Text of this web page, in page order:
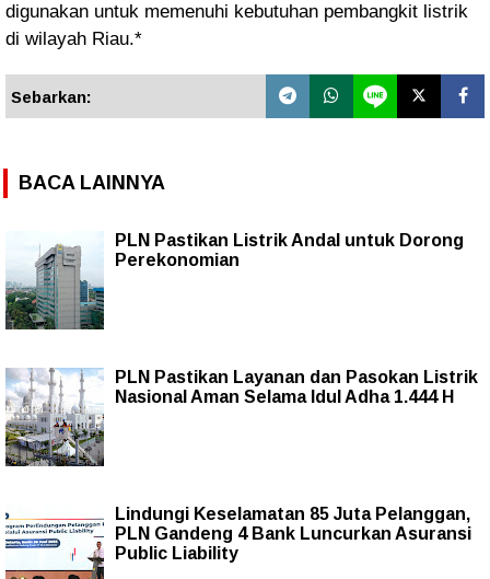
digunakan untuk memenuhi kebutuhan pembangkit listrik
di wilayah Riau.*
Sebarkan:
BACA LAINNYA
PLN Pastikan Listrik Andal untuk Dorong
Perekonomian
PLN Pastikan Layanan dan Pasokan Listrik
Nasional Aman Selama Idul Adha 1.444 H
Lindungi Keselamatan 85 Juta Pelanggan,
PLN Gandeng 4 Bank Luncurkan Asuransi
Public Liability